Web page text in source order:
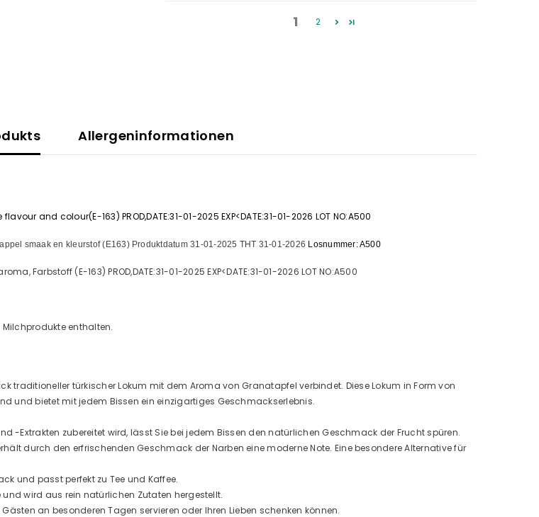
1 2
Allergeninformationen
and colour(E-163) PROD,DATE:31-01-2025 EXP<DATE:31-01-2026 LOT NO:A500
smaak en kleurstof (E163) Produktdatum 31-01-2025 THT 31-01-2026 Losnummer: A500
Farbstoff (E-163) PROD,DATE:31-01-2025 EXP<DATE:31-01-2026 LOT NO:A500
enthalten.
traditioneller türkischer Lokum mit dem Aroma von Granatapfel verbindet. Diese Lokum in Form von
und bietet mit jedem Bissen ein einzigartiges Geschmackserlebnis.
Extrakten zubereitet wird, lässt Sie bei jedem Bissen den natürlichen Geschmack der Frucht spüren.
durch den erfrischenden Geschmack der Narben eine moderne Note. Eine besondere Alternative für
und passt perfekt zu Tee und Kaffee.
wird aus rein natürlichen Zutaten hergestellt.
an besonderen Tagen servieren oder Ihren Lieben schenken können.